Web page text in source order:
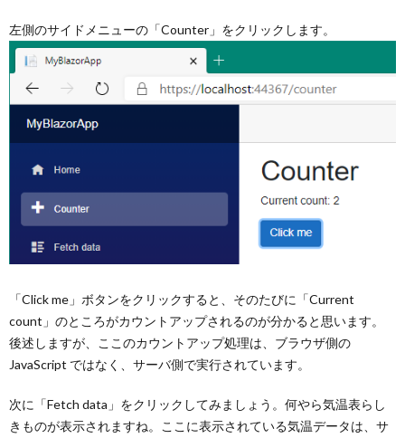
左側のサイドメニューの「Counter」をクリックします。
「Click me」ボタンをクリックすると、そのたびに「Current
count」のところがカウントアップされるのが分かると思います。
後述しますが、ここのカウントアップ処理は、ブラウザ側の
JavaScript ではなく、サーバ側で実行されています。
次に「Fetch data」をクリックしてみましょう。何やら気温表らし
きものが表示されますね。ここに表示されている気温データは、サ